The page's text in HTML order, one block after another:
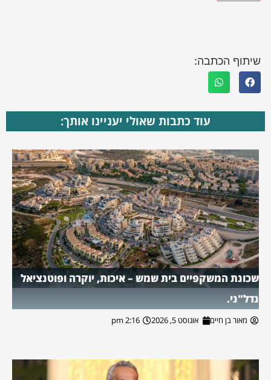
שיתוף הכתבה:
עוד כתבות שאולי יעניינו אותך:
שכונת המשקפיים בית שמש – איכות, יוקרה ופוטנציאל
נדל"ני.
מאור בן חיים אוגוסט 5, 2026 2:16 pm